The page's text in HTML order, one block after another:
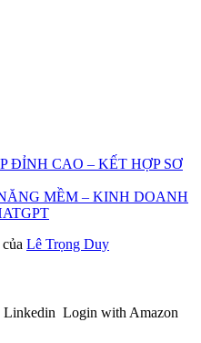
ĐỈNH CAO – KẾT HỢP SƠ
MỀM – KINH DOANH
Lê Trọng Duy
Login with Amazon